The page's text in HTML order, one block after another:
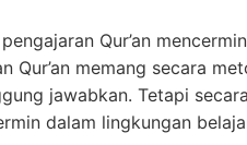
Qur’an
Qur’an memang secara
jawabkan. Tetapi
dalam lingkungan